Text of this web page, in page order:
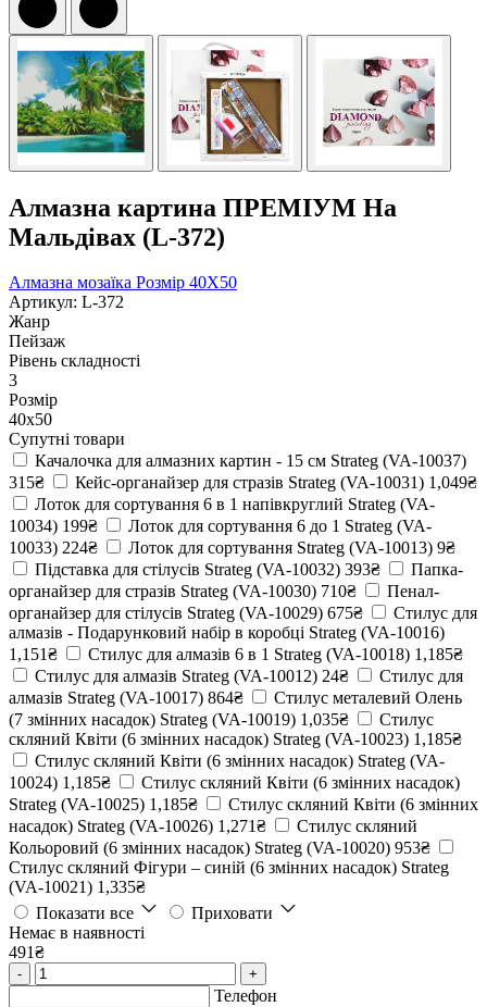
Алмазна картина ПРЕМІУМ На
Мальдівах (L-372)
Алмазна мозаїка Розмір 40Х50
Артикул: L-372
Жанр
Пейзаж
Рівень складності
3
Розмір
40х50
Супутні товари
Качалочка для алмазних картин - 15 см Strateg (VA-10037)
315₴
Кейс-органайзер для стразів Strateg (VA-10031) 1,049₴
Лоток для сортування 6 в 1 напівкруглий Strateg (VA-
10034) 199₴
Лоток для сортування 6 до 1 Strateg (VA-
10033) 224₴ Лоток для сортування Strateg (VA-10013) 9₴
Підставка для стілусів Strateg (VA-10032) 393₴
Папка-
органайзер для стразів Strateg (VA-10030) 710₴
Пенал-
органайзер для стілусів Strateg (VA-10029) 675₴
Стилус для
алмазів - Подарунковий набір в коробці Strateg (VA-10016)
1,151₴
Стилус для алмазів 6 в 1 Strateg (VA-10018) 1,185₴
Стилус для алмазів Strateg (VA-10012) 24₴
Стилус для
алмазів Strateg (VA-10017) 864₴
Стилус металевий Олень
(7 змінних насадок) Strateg (VA-10019) 1,035₴
Стилус
скляний Квіти (6 змінних насадок) Strateg (VA-10023) 1,185₴
Стилус скляний Квіти (6 змінних насадок) Strateg (VA-
10024) 1,185₴
Стилус скляний Квіти (6 змінних насадок)
Strateg (VA-10025) 1,185₴
Стилус скляний Квіти (6 змінних
насадок) Strateg (VA-10026) 1,271₴
Стилус скляний
Кольоровий (6 змінних насадок) Strateg (VA-10020) 953₴
Стилус скляний Фігури – синій (6 змінних насадок) Strateg
(VA-10021) 1,335₴
Показати все
Приховати
Немає в наявності
491₴
- +
Телефон